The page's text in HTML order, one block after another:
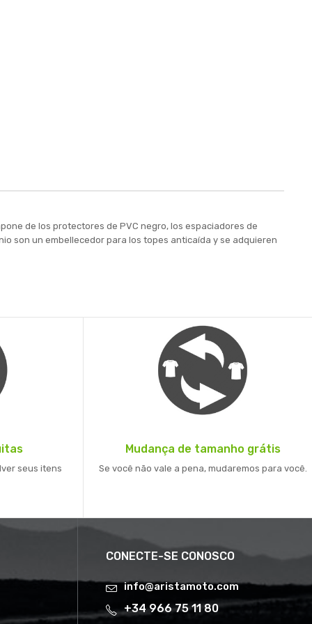
de los protectores de PVC negro, los espaciadores de
son un embellecedor para los topes anticaída y se adquieren
seus itens
Mudança de tamanho grátis
Se você não vale a pena, mudaremos para você.
CONECTE-SE CONOSCO
info@aristamoto.com
+34 966 75 11 80